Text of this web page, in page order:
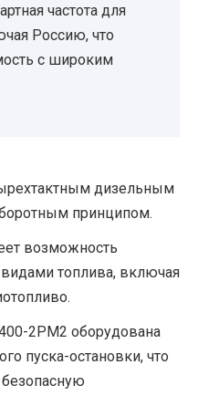
частота для
Россию, что
с широким
дизельным
принципом.
возможность
топлива, включая
2РМ2 оборудована
пуска-остановки, что